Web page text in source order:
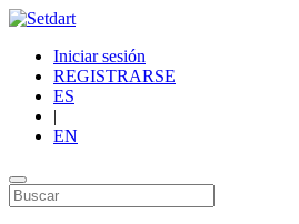
Iniciar sesión
REGISTRARSE
ES
|
EN